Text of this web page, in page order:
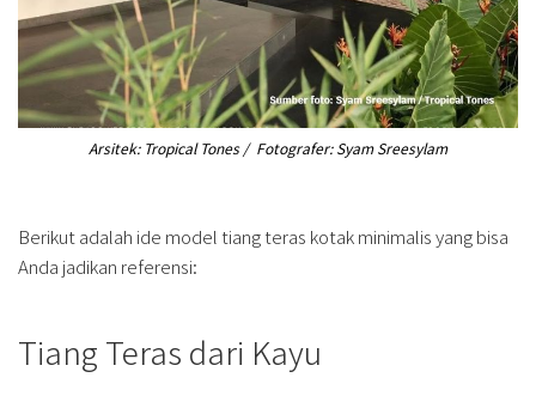
Arsitek: Tropical Tones / Fotografer: Syam Sreesylam
Berikut adalah ide model tiang teras kotak minimalis yang bisa
Anda jadikan referensi:
Tiang Teras dari Kayu